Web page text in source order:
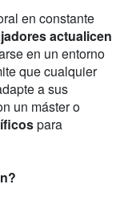
en constante
actualicen
en un entorno
que cualquier
a sus
un máster o
para